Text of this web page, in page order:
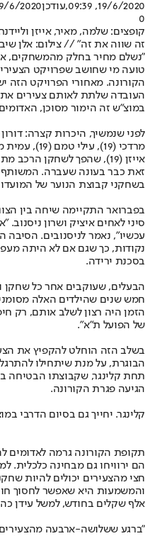
19/6/2020, 09:39
,עודכן6/2020, 11:07
0
קופצים: שלמה, מאיר, אייזן
זה שווה את זה" // צילום: אלן
"נשלם מחיר בחלק מהמשחקים,
טועה מי שחושב שפרויקט
הקורונה. מאחורי הפרויקט הזה
העובדה שלתת לאותם צעירים
במוצ"ש זה הימור מסוכן,
זאת כבר בעונה שעברה. המשותף
בשחקני קבוצת הנוער של
בפברואר התקיימה שיחה בין
סיני לאחים איציק ושרון
עכשיו", נאמר לניסנובים.
נקודות, כך שגם אם לא היתה
בסכנת ירידה.
הבעלים, שעוקבים אחר כל שחקן
חמש שנים שהילדים האלה
הזמן היה רצון לשלב אותם, רק
של הפועל ת"א".
בשלב הזה הוחלט להקפיץ את
הבוגרת, על מנת שיתחילו
תחת קלינגר, שקבוצתו הבטיחה
הגיעה פגרת הקורונה.
קלינגר. יחייך גם בסיום הדרבי
תקופת הקורונה גרמה לאדומים
הם ירוויחו גם מבחינה כלכלית.
חצי מהצעירים יכולים להיות
אלף שקלים בחודש, למשל עידן
"ברגע ששלושה-ארבעה